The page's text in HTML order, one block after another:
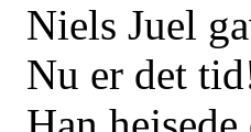
Niels Juel
Nu er det